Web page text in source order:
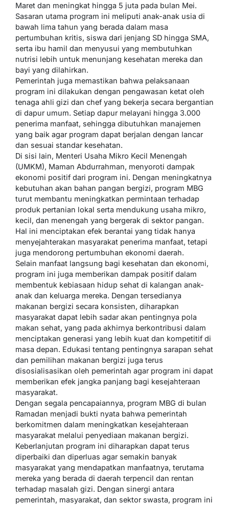
Maret dan meningkat hingga 5 juta pada bulan Mei.
Sasaran utama program ini meliputi anak-anak usia di
bawah lima tahun yang berada dalam masa
pertumbuhan kritis, siswa dari jenjang SD hingga SMA,
serta ibu hamil dan menyusui yang membutuhkan
nutrisi lebih untuk menunjang kesehatan mereka dan
bayi yang dilahirkan.
Pemerintah juga memastikan bahwa pelaksanaan
program ini dilakukan dengan pengawasan ketat oleh
tenaga ahli gizi dan chef yang bekerja secara bergantian
di dapur umum. Setiap dapur melayani hingga 3.000
penerima manfaat, sehingga dibutuhkan manajemen
yang baik agar program dapat berjalan dengan lancar
dan sesuai standar kesehatan.
Di sisi lain, Menteri Usaha Mikro Kecil Menengah
(UMKM), Maman Abdurrahman, menyoroti dampak
ekonomi positif dari program ini. Dengan meningkatnya
kebutuhan akan bahan pangan bergizi, program MBG
turut membantu meningkatkan permintaan terhadap
produk pertanian lokal serta mendukung usaha mikro,
kecil, dan menengah yang bergerak di sektor pangan.
Hal ini menciptakan efek berantai yang tidak hanya
menyejahterakan masyarakat penerima manfaat, tetapi
juga mendorong pertumbuhan ekonomi daerah.
Selain manfaat langsung bagi kesehatan dan ekonomi,
program ini juga memberikan dampak positif dalam
membentuk kebiasaan hidup sehat di kalangan anak-
anak dan keluarga mereka. Dengan tersedianya
makanan bergizi secara konsisten, diharapkan
masyarakat dapat lebih sadar akan pentingnya pola
makan sehat, yang pada akhirnya berkontribusi dalam
menciptakan generasi yang lebih kuat dan kompetitif di
masa depan. Edukasi tentang pentingnya sarapan sehat
dan pemilihan makanan bergizi juga terus
disosialisasikan oleh pemerintah agar program ini dapat
memberikan efek jangka panjang bagi kesejahteraan
masyarakat.
Dengan segala pencapaiannya, program MBG di bulan
Ramadan menjadi bukti nyata bahwa pemerintah
berkomitmen dalam meningkatkan kesejahteraan
masyarakat melalui penyediaan makanan bergizi.
Keberlanjutan program ini diharapkan dapat terus
diperbaiki dan diperluas agar semakin banyak
masyarakat yang mendapatkan manfaatnya, terutama
mereka yang berada di daerah terpencil dan rentan
terhadap masalah gizi. Dengan sinergi antara
pemerintah, masyarakat, dan sektor swasta, program ini